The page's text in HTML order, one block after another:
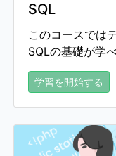
SQL
このコースでは
SQLの基礎が学べ
学習を開始する